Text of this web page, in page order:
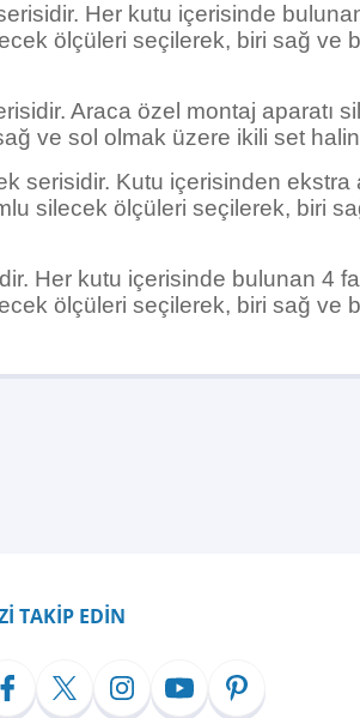
Her kutu içerisinde
ölçüleri seçilerek, biri sağ ve
Araca özel montaj aparatı
ve sol olmak üzere ikili set
serisidir. Kutu içerisinden ekstra
silecek ölçüleri seçilerek, biri
Her kutu içerisinde bulunan 4
ölçüleri seçilerek, biri sağ ve
TAKİP EDİN